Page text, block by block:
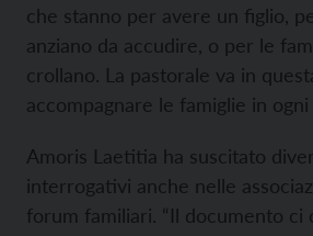
che stanno per avere un figlio,
anziano da accudire, o per le
crollano. La pastorale va in
accompagnare le famiglie in ogni
Amoris Laetitia ha suscitato
interrogativi anche nelle
forum familiari. “Il documento ci